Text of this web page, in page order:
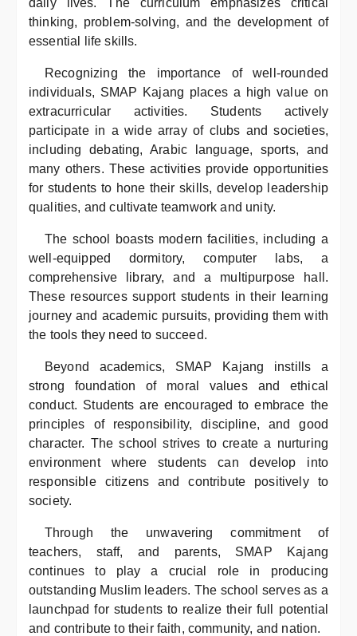
daily lives. The curriculum emphasizes critical
thinking, problem-solving, and the development of
essential life skills.
Recognizing the importance of well-rounded
individuals, SMAP Kajang places a high value on
extracurricular activities. Students actively
participate in a wide array of clubs and societies,
including debating, Arabic language, sports, and
many others. These activities provide opportunities
for students to hone their skills, develop leadership
qualities, and cultivate teamwork and unity.
The school boasts modern facilities, including a
well-equipped dormitory, computer labs, a
comprehensive library, and a multipurpose hall.
These resources support students in their learning
journey and academic pursuits, providing them with
the tools they need to succeed.
Beyond academics, SMAP Kajang instills a
strong foundation of moral values and ethical
conduct. Students are encouraged to embrace the
principles of responsibility, discipline, and good
character. The school strives to create a nurturing
environment where students can develop into
responsible citizens and contribute positively to
society.
Through the unwavering commitment of
teachers, staff, and parents, SMAP Kajang
continues to play a crucial role in producing
outstanding Muslim leaders. The school serves as a
launchpad for students to realize their full potential
and contribute to their faith, community, and nation.